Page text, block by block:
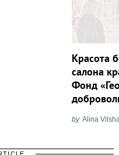
Красота
салона
Фонд
by Alina